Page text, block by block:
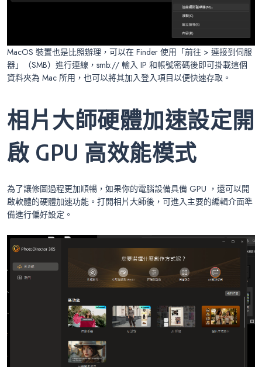
MacOS 裝置也是比照辦理，可以在 Finder 使用「前往 > 連接到伺服
器」（SMB）進行連線，smb:// 輸入 IP 和帳號密碼後即可掛載這個
資料夾為 Mac 所用，也可以將其加入登入項目以便快速存取。
相片大師硬體加速設定開
啟 GPU 高效能模式
為了讓修圖過程更加順暢，如果你的電腦設備具備 GPU ，還可以開
啟軟體的硬體加速功能。打開相片大師後，可進入主要的編輯介面準
備進行偏好設定。